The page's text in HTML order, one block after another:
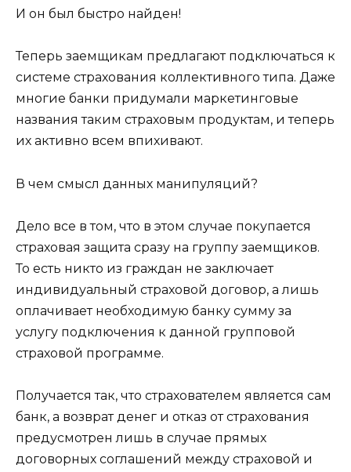
И он был быстро найден!
Теперь заемщикам предлагают подключаться к
системе страхования коллективного типа. Даже
многие банки придумали маркетинговые
названия таким страховым продуктам, и теперь
их активно всем впихивают.
В чем смысл данных манипуляций?
Дело все в том, что в этом случае покупается
страховая защита сразу на группу заемщиков.
То есть никто из граждан не заключает
индивидуальный страховой договор, а лишь
оплачивает необходимую банку сумму за
услугу подключения к данной групповой
страховой программе.
Получается так, что страхователем является сам
банк, а возврат денег и отказ от страхования
предусмотрен лишь в случае прямых
договорных соглашений между страховой и